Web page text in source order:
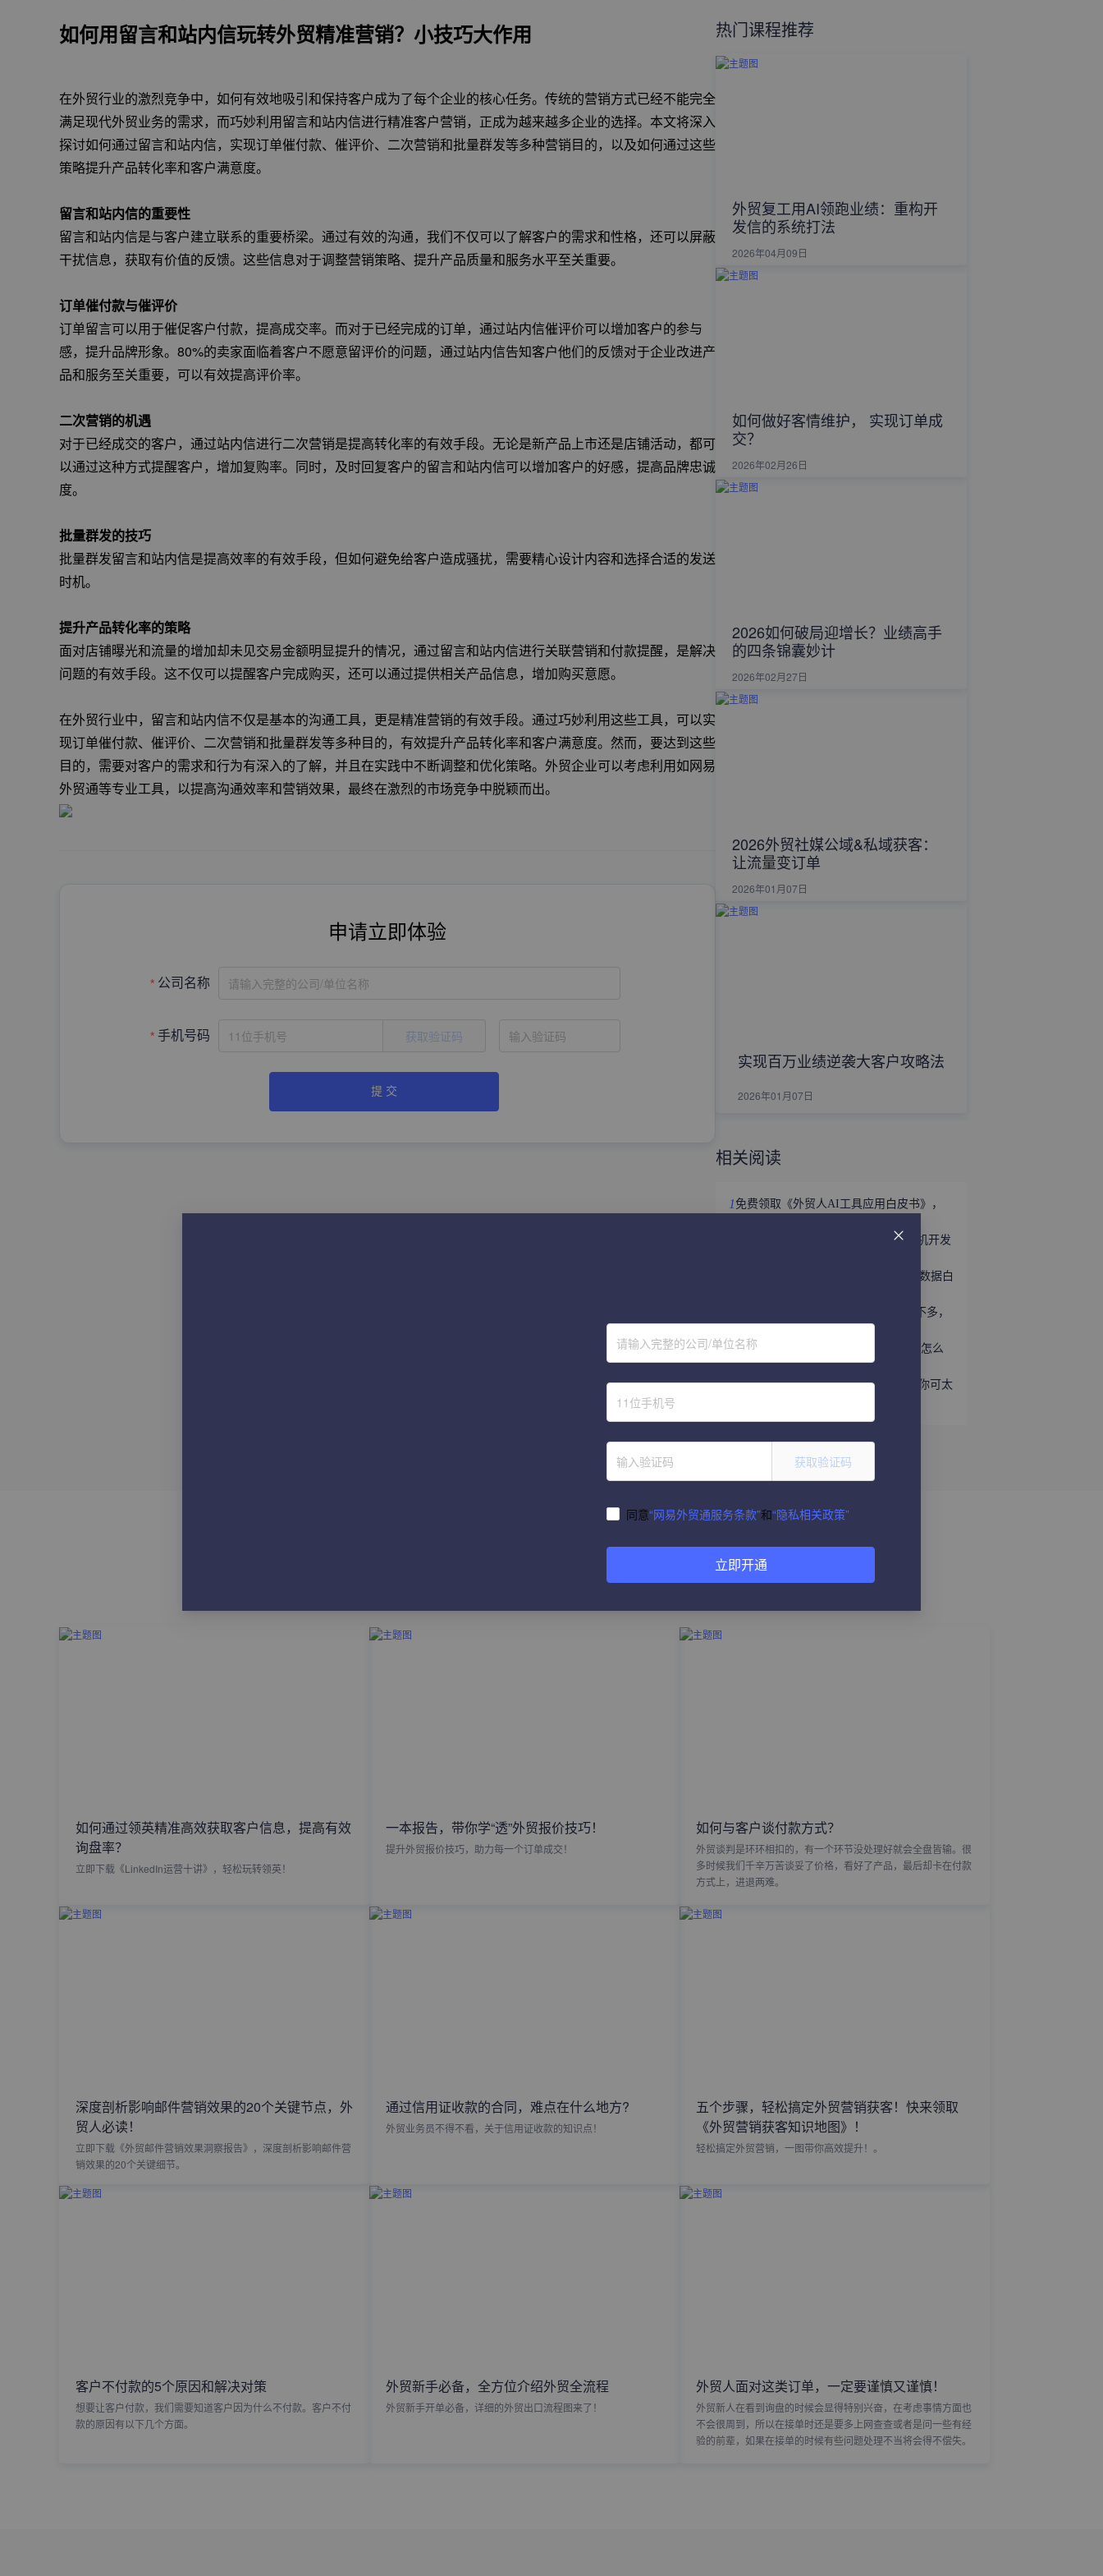
如何用留言和站内信玩转外贸精准营销？小技巧大作用
在外贸行业的激烈竞争中，如何有效地吸引和保持客户成为了每个企业的核心任务。传统的营销方式已经不能完全
满足现代外贸业务的需求，而巧妙利用留言和站内信进行精准客户营销，正成为越来越多企业的选择。本文将深入
探讨如何通过留言和站内信，实现订单催付款、催评价、二次营销和批量群发等多种营销目的，以及如何通过这些
策略提升产品转化率和客户满意度。
留言和站内信的重要性
留言和站内信是与客户建立联系的重要桥梁。通过有效的沟通，我们不仅可以了解客户的需求和性格，还可以屏蔽
干扰信息，获取有价值的反馈。这些信息对于调整营销策略、提升产品质量和服务水平至关重要。
订单催付款与催评价
订单留言可以用于催促客户付款，提高成交率。而对于已经完成的订单，通过站内信催评价可以增加客户的参与
感，提升品牌形象。80%的卖家面临着客户不愿意留评价的问题，通过站内信告知客户他们的反馈对于企业改进产
品和服务至关重要，可以有效提高评价率。
二次营销的机遇
对于已经成交的客户，通过站内信进行二次营销是提高转化率的有效手段。无论是新产品上市还是店铺活动，都可
以通过这种方式提醒客户，增加复购率。同时，及时回复客户的留言和站内信可以增加客户的好感，提高品牌忠诚
度。
批量群发的技巧
批量群发留言和站内信是提高效率的有效手段，但如何避免给客户造成骚扰，需要精心设计内容和选择合适的发送
时机。
提升产品转化率的策略
面对店铺曝光和流量的增加却未见交易金额明显提升的情况，通过留言和站内信进行关联营销和付款提醒，是解决
问题的有效手段。这不仅可以提醒客户完成购买，还可以通过提供相关产品信息，增加购买意愿。
在外贸行业中，留言和站内信不仅是基本的沟通工具，更是精准营销的有效手段。通过巧妙利用这些工具，可以实
现订单催付款、催评价、二次营销和批量群发等多种目的，有效提升产品转化率和客户满意度。然而，要达到这些
目的，需要对客户的需求和行为有深入的了解，并且在实践中不断调整和优化策略。外贸企业可以考虑利用如网易
外贸通等专业工具，以提高沟通效率和营销效果，最终在激烈的市场竞争中脱颖而出。
申请立即体验
公司名称 请输入完整的公司/单位名称
手机号码 获取验证码
提 交
热门课程推荐
外贸复工用AI领跑业绩：重构开
发信的系统打法
2026年04月09日
如何做好客情维护， 实现订单成
交？
2026年02月26日
2026如何破局迎增长？业绩高手
的四条锦囊妙计
2026年02月27日
2026外贸社媒公域&私域获客：
让流量变订单
2026年01月07日
实现百万业绩逆袭大客户攻略法
2026年01月07日
相关阅读
1 免费领取《外贸人AI工具应用白皮书》，
立即领取 | 手握这份《世界产业带商机开发
外贸获客难？免费领取《2026年海关数据白
趁着用YouTube开发外贸客户的人还不多，
5听说WhatsApp做外贸很猛？让我看看怎么
个事儿...
6做外贸还不会给国外客户打电话？那你可太
如何通过领英精准高效获取客户信息，提高有效
询盘率？
立即下载《LinkedIn运营十讲》，轻松玩转领英！
一本报告，带你学“透”外贸报价技巧！
提升外贸报价技巧，助力每一个订单成交！
如何与客户谈付款方式？
外贸谈判是环环相扣的，有一个环节没处理好就会全盘皆输。很
多时候我们千辛万苦谈妥了价格，看好了产品，最后却卡在付款
方式上，进退两难。
深度剖析影响邮件营销效果的20个关键节点，外
贸人必读！
立即下载《外贸邮件营销效果洞察报告》，深度剖析影响邮件营
销效果的20个关键细节。
通过信用证收款的合同，难点在什么地方?
外贸业务员不得不看，关于信用证收款的知识点！
五个步骤，轻松搞定外贸营销获客！快来领取
《外贸营销获客知识地图》！
轻松搞定外贸营销，一图带你高效提升！。
客户不付款的5个原因和解决对策
想要让客户付款，我们需要知道客户因为什么不付款。客户不付
款的原因有以下几个方面。
外贸新手必备，全方位介绍外贸全流程
外贸新手开单必备，详细的外贸出口流程图来了！
外贸人面对这类订单，一定要谨慎又谨慎！
外贸新人在看到询盘的时候会显得特别兴奋，在考虑事情方面也
不会很周到，所以在接单时还是要多上网查查或者是问一些有经
验的前辈，如果在接单的时候有些问题处理不当将会得不偿失。
请输入完整的公司/单位名称
获取验证码
同意“网易外贸通服务条款”和“隐私相关政策”
立即开通